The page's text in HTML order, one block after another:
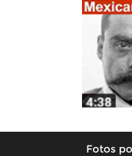
Fotos